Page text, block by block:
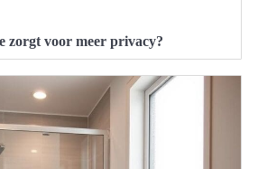
zorgt voor meer privacy?